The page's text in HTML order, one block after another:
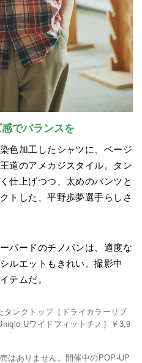
でバランスを
色加工したシャツに、ベージ
道のアメカジスタイル。タン
仕上げつつ、太めのパンツと
トした、平野歩夢選手らしさ
パードのチノパンは、適度な
ルエットもきれい。撮影中
テムだ。
ンクトップ［ドライカラーリブ
Uワイドフィットチノ］￥3,9
はありません。開催中のPOP-UP